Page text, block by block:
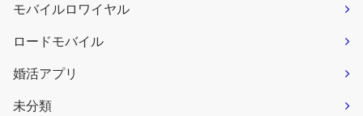
モバイルロワイヤル
ロードモバイル
婚活アプリ
未分類